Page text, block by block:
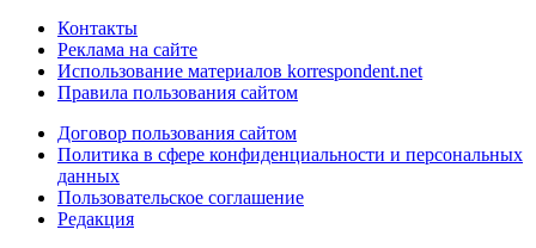
Контакты
Реклама на сайте
Использование материалов korrespondent.net
Правила пользования сайтом
Договор пользования сайтом
Политика в сфере конфиденциальности и персональных
данных
Пользовательское соглашение
Редакция